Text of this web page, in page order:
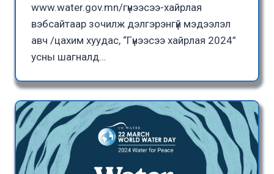
www.water.gov.mn/гүнээсээ-хайрлая
вэбсайтаар зочилж дэлгэрэнгүй мэдээлэл
авч /цахим хуудас, “Гүнээсээ хайрлая 2024”
усны шагналд…